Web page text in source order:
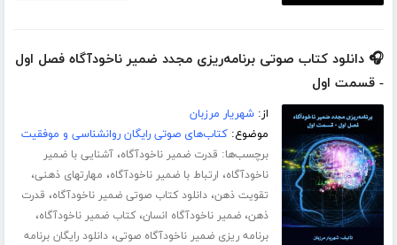
🎧 دانلود کتاب صوتی برنامه‌ریزی مجدد ضمیر ناخودآگاه فصل اول
- قسمت اول
از:شهریار مرزبان
موضوع:کتاب‌های صوتی رایگان روانشناسی و موفقیت
برچسب‌ها: قدرت ضمیر ناخودآگاه،آشنایی با ضمیر
ناخودآگاه، ارتباط با ضمیر ناخودآگاه، مهارت­های ذهنی،
تقویت ذهن،دانلود کتاب صوتی ضمیر ناخودآگاه، قدرت
ذهن،ضمیر ناخودآگاه انسان،کتاب ضمیر ناخودآگاه،
برنامه ریزی ضمیر ناخودآگاه صوتی،دانلود رایگان برنامه